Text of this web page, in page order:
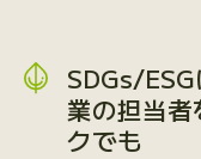
SDGs/
業の担当
クでも